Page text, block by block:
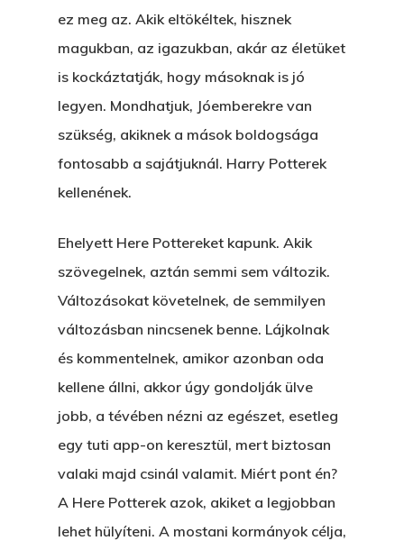
ez meg az. Akik eltökéltek, hisznek
magukban, az igazukban, akár az életüket
is kockáztatják, hogy másoknak is jó
legyen. Mondhatjuk, Jóemberekre van
szükség, akiknek a mások boldogsága
fontosabb a sajátjuknál. Harry Potterek
kellenének.
Ehelyett Here Pottereket kapunk. Akik
szövegelnek, aztán semmi sem változik.
Változásokat követelnek, de semmilyen
változásban nincsenek benne. Lájkolnak
és kommentelnek, amikor azonban oda
kellene állni, akkor úgy gondolják ülve
jobb, a tévében nézni az egészet, esetleg
egy tuti app-on keresztül, mert biztosan
valaki majd csinál valamit. Miért pont én?
A Here Potterek azok, akiket a legjobban
lehet hülyíteni. A mostani kormányok célja,